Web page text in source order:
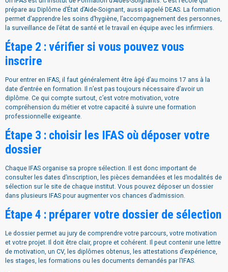
prépare au Diplôme d’État d’Aide-Soignant, aussi appelé DEAS. La formation
permet d’apprendre les soins d’hygiène, l’accompagnement des personnes,
la surveillance de l’état de santé et le travail en équipe avec les infirmiers.
Étape 2 : vérifier si vous pouvez vous
inscrire
Pour entrer en IFAS, il faut généralement être âgé d’au moins 17 ans à la
date d’entrée en formation. Il n’est pas toujours nécessaire d’avoir un
diplôme. Ce qui compte surtout, c’est votre motivation, votre
compréhension du métier et votre capacité à suivre une formation
professionnelle exigeante.
Étape 3 : choisir les IFAS où déposer votre
dossier
Chaque IFAS organise sa propre sélection. Il est donc important de
consulter les dates d’inscription, les pièces demandées et les modalités de
sélection sur le site de chaque institut. Vous pouvez déposer un dossier
dans plusieurs IFAS pour augmenter vos chances d’admission.
Étape 4 : préparer votre dossier de sélection
Le dossier permet au jury de comprendre votre parcours, votre motivation
et votre projet. Il doit être clair, propre et cohérent. Il peut contenir une lettre
de motivation, un CV, les diplômes obtenus, les attestations d’expérience,
les stages, les formations ou les documents demandés par l’IFAS.